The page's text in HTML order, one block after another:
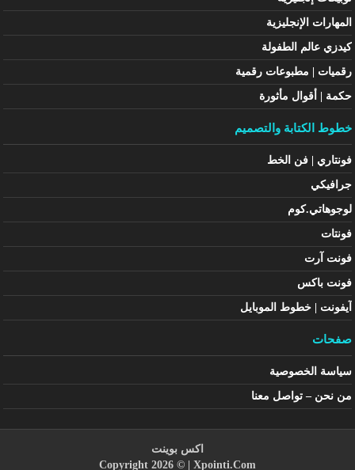
المهارات الإنجليزية
كيدزي عالم الطفولة
رقميات | مطبوعات رقمية
حكمة | أقوال مأثورة
خطوط الكتابة والتصميم
فونتاري | فن الخط
جرافيكي
لوجوهاتي.كوم
فونتات
فونت آرت
فونت باكس
آيفونت | خطوط الموبايل
صفحات
سياسة الخصوصية
من نحن – تواصل معنا
اكس بوينت
Copyright 2026 © | Xpointi.Com